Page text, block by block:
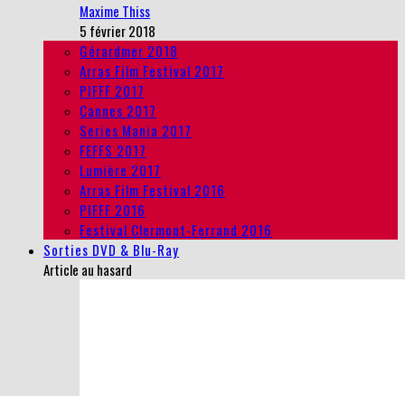
Maxime Thiss
5 février 2018
Gérardmer 2018
Arras Film Festival 2017
PIFFF 2017
Cannes 2017
Series Mania 2017
FEFFS 2017
Lumière 2017
Arras Film Festival 2016
PIFFF 2016
Festival Clermont-Ferrand 2016
Sorties DVD & Blu-Ray
Article au hasard